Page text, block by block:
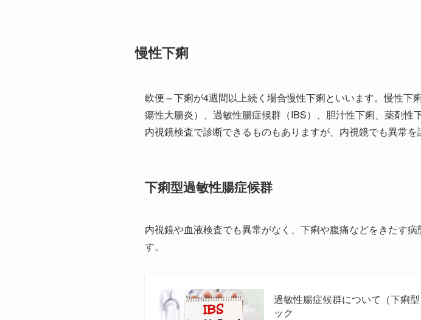
慢性下痢
軟便～下痢が4週間以上続く場合慢性下痢といいます。慢性
瘍性大腸炎）、過敏性腸症候群（IBS）、胆汁性下痢、薬剤性
内視鏡検査で診断できるものもありますが、内視鏡でも異常
下痢型過敏性腸症候群
内視鏡や血液検査でも異常がなく、下痢や腹痛などをきたす
す。
過敏性腸症候群について（下痢
ック